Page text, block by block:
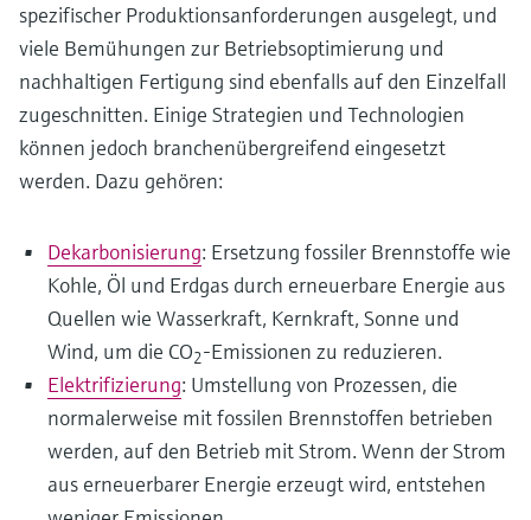
spezifischer Produktionsanforderungen ausgelegt, und
viele Bemühungen zur Betriebsoptimierung und
nachhaltigen Fertigung sind ebenfalls auf den Einzelfall
zugeschnitten. Einige Strategien und Technologien
können jedoch branchenübergreifend eingesetzt
werden. Dazu gehören:
Dekarbonisierung: Ersetzung fossiler Brennstoffe wie
Kohle, Öl und Erdgas durch erneuerbare Energie aus
Quellen wie Wasserkraft, Kernkraft, Sonne und
Wind, um die CO2-Emissionen zu reduzieren.
Elektrifizierung: Umstellung von Prozessen, die
normalerweise mit fossilen Brennstoffen betrieben
werden, auf den Betrieb mit Strom. Wenn der Strom
aus erneuerbarer Energie erzeugt wird, entstehen